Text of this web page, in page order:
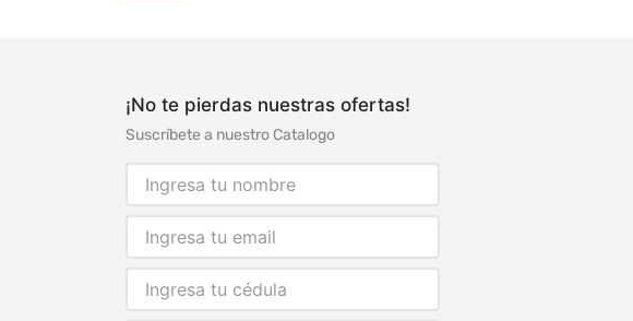
¡No te pierdas nuestras ofertas!
Suscríbete a nuestro Catalogo